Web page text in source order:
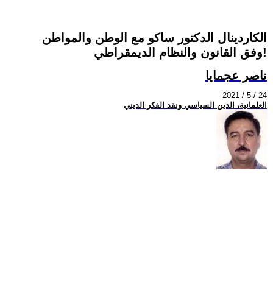
الكاردينال الدكتور ساكو مع الوطن والمواطن
وفق القانون والنظام الديمقراطي!
ناصر عجمايا
2021 / 5 / 24
العلمانية، الدين السياسي ونقد الفكر الديني